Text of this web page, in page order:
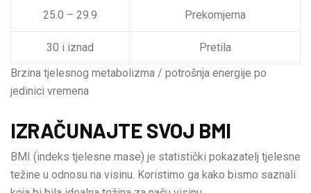
25.0 – 29.9 Prekomjerna
30 i iznad
Pretila
Brzina tjelesnog metabolizma / potrošnja energije po
jedinici vremena
IZRAČUNAJTE SVOJ BMI
BMI (indeks tjelesne mase) je statistički pokazatelj tjelesne
težine u odnosu na visinu. Koristimo ga kako bismo saznali